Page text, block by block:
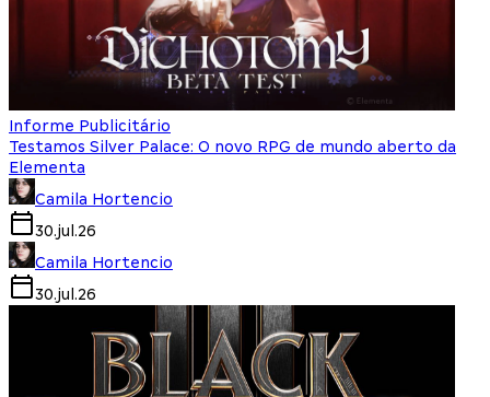
Informe Publicitário
Testamos Silver Palace: O novo RPG de mundo aberto da
Elementa
Camila Hortencio
30.jul.26
Camila Hortencio
30.jul.26